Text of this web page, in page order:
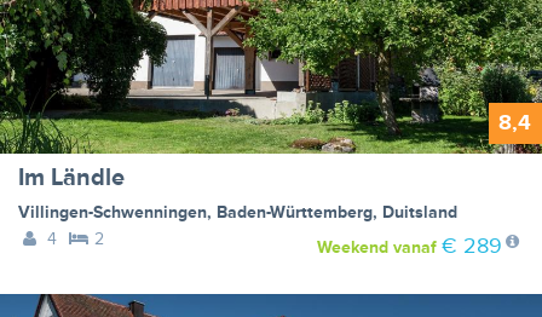
8,4
Im Ländle
Villingen-Schwenningen, Baden-Württemberg, Duitsland
4
2 Weekendvanaf € 289